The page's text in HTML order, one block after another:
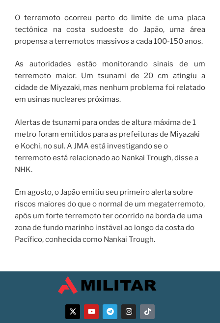
O terremoto ocorreu perto do limite de uma placa
tectônica na costa sudoeste do Japão, uma área
propensa a terremotos massivos a cada 100-150 anos.
As autoridades estão monitorando sinais de um
terremoto maior. Um tsunami de 20 cm atingiu a
cidade de Miyazaki, mas nenhum problema foi relatado
em usinas nucleares próximas.
Alertas de tsunami para ondas de altura máxima de 1
metro foram emitidos para as prefeituras de Miyazaki
e Kochi, no sul. A JMA está investigando se o
terremoto está relacionado ao Nankai Trough, disse a
NHK.
Em agosto, o Japão emitiu seu primeiro alerta sobre
riscos maiores do que o normal de um megaterremoto,
após um forte terremoto ter ocorrido na borda de uma
zona de fundo marinho instável ao longo da costa do
Pacífico, conhecida como Nankai Trough.